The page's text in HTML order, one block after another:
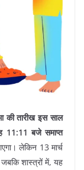
की तारीख इस साल
11:11 बजे समाप्त
लेकिन 13 मार्च
शास्त्रों में, यह